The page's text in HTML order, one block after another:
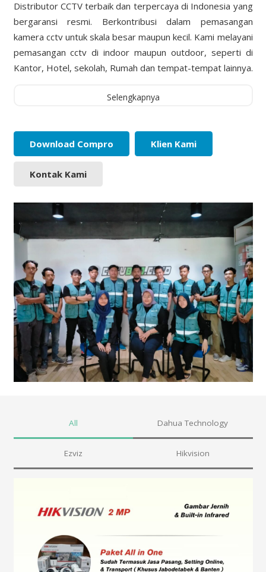
Distributor CCTV terbaik dan terpercaya di Indonesia yang
bergaransi resmi. Berkontribusi dalam pemasangan
kamera cctv untuk skala besar maupun kecil. Kami melayani
pemasangan cctv di indoor maupun outdoor, seperti di
Kantor, Hotel, sekolah, Rumah dan tempat-tempat lainnya.
Selengkapnya
Download Compro Klien Kami
Kontak Kami
All Dahua Technology
Ezviz Hikvision